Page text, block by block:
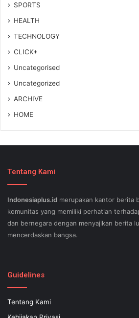
SPORTS
HEALTH
TECHNOLOGY
CLICK+
Uncategorised
Uncategorized
ARCHIVE
HOME
Tentang Kami
Indonesiaplus.id merupakan kantor berita
komunitas yang memiliki perhatian
dan bernegara dengan menyajikan berita
mencerdaskan bangsa.
your small business stand out exam gst
Since the artwork of WEBSITE SEO is
Guidelines
Tentang Kami